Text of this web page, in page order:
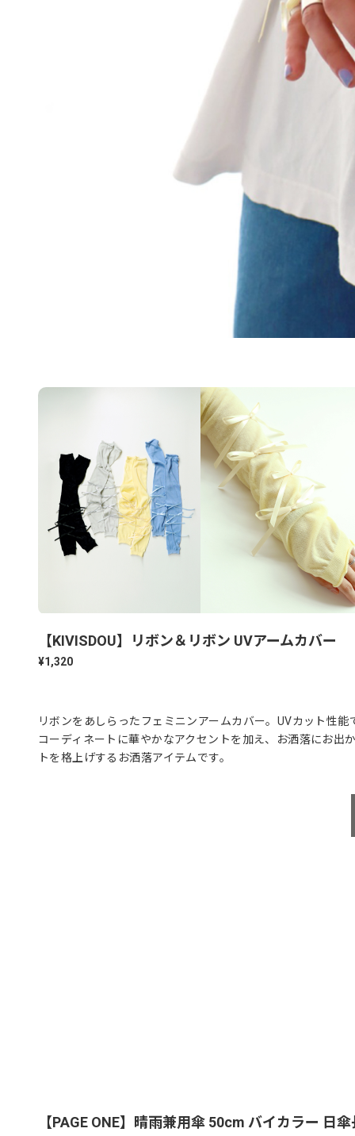
【KIVISDOU】リボン＆リボン UVアームカバー
¥1,320
リボンをあしらったフェミニンアームカバー。UVカット性
コーディネートに華やかなアクセントを加え、お洒落にお出
トを格上げするお洒落アイテムです。
【PAGE ONE】晴雨兼用傘 50cm バイカラー 日